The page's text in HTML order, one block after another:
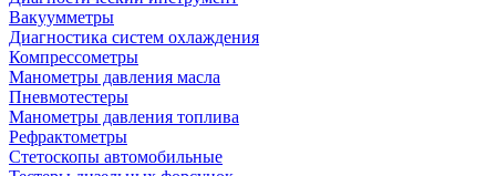
Вакуумметры
Диагностика систем охлаждения
Компрессометры
Манометры давления масла
Пневмотестеры
Манометры давления топлива
Рефрактометры
Стетоскопы автомобильные